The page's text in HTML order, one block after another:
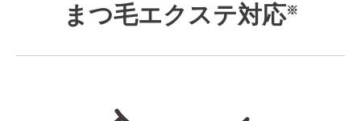
まつ毛エクステ対応※